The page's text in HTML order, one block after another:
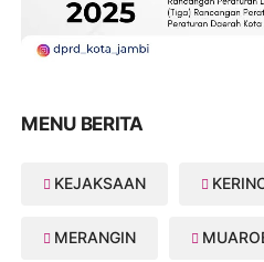
MENU BERITA
KEJAKSAAN
MERANGIN